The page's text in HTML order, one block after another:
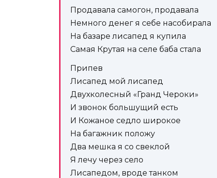
Продавала самогон, продавала
Немного денег я себе насобирала
На базаре лисапед я купила
Самая Крутая на селе баба стала
Припев
Лисапед мой лисапед
Двухколесный «Гранд Чероки»
И звонок большущий есть
И Кожаное седло широкое
На багажник положу
Два мешка я со свеклой
Я лечу через село
Лисапедом, вроде танком